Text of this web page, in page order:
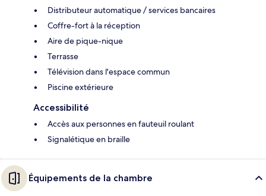
Distributeur automatique / services bancaires
Coffre-fort à la réception
Aire de pique-nique
Terrasse
Télévision dans l'espace commun
Piscine extérieure
Accessibilité
Accès aux personnes en fauteuil roulant
Signalétique en braille
Équipements de la chambre